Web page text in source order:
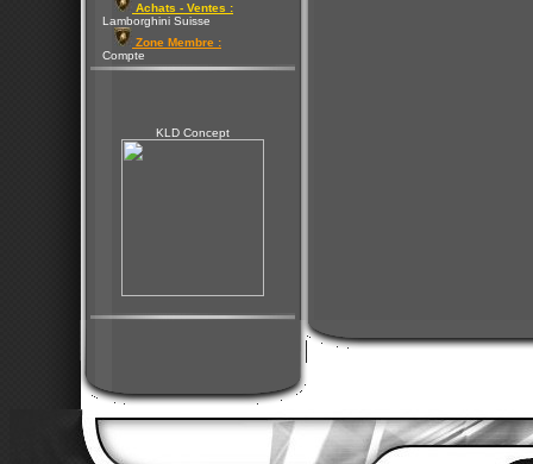
Achats - Ventes :
Lamborghini Suisse
Zone Membre :
Compte
KLD Concept